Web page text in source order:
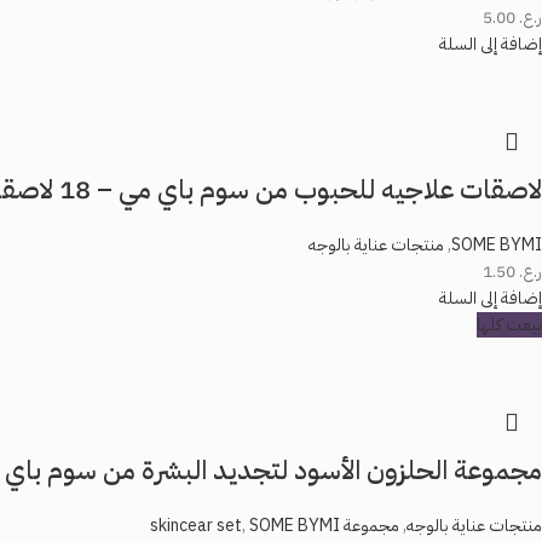
ر.ع.
إضافة إلى السلة
لاصقات علاجيه للحبوب من سوم باي مي – 18 لاصقه
SOME BYMI
, منتجات عناية بالوجه
ر.ع.
إضافة إلى السلة
بيعت كلها
مجموعة الحلزون الأسود لتجديد البشرة من سوم باي مي
منتجات عناية بالوجه, مجموعة skincear set ,SOME BYMI